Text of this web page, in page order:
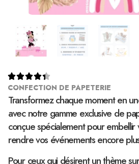

CONFECTION DE PAPETERIE
Transformez chaque moment en
avec notre gamme exclusive de
conçue spécialement pour
rendre vos événements encore
Pour ceux qui désirent un thème